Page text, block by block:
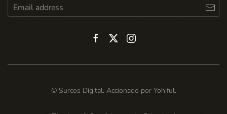
© Surcos Digital. Accionado por Yohiful.